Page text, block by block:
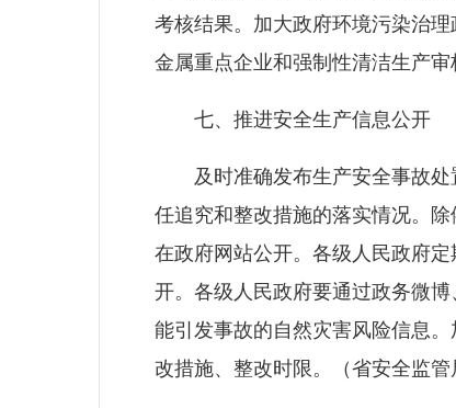
考核结果。加大政府环境污染治
金属重点企业和强制性清洁生产
七、推进安全生产信息公开
及时准确发布生产安全事故处
任追究和整改措施的落实情况。
在政府网站公开。各级人民政府
开。各级人民政府要通过政务微
能引发事故的自然灾害风险信息
改措施、整改时限。（省安全监管